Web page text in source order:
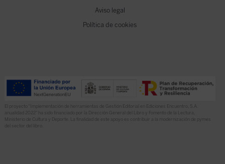
Aviso legal
Política de cookies
El proyecto “Implementación de herramientas de Gestión Editorial en Ediciones Encuentro, S.A.
anualidad 2022” ha sido financiado por la Dirección General del Libro y Fomento de la Lectura,
Ministerio de Cultura y Deporte. La finalidad de este apoyo es contribuir a la modernización de pymes
del sector del libro.